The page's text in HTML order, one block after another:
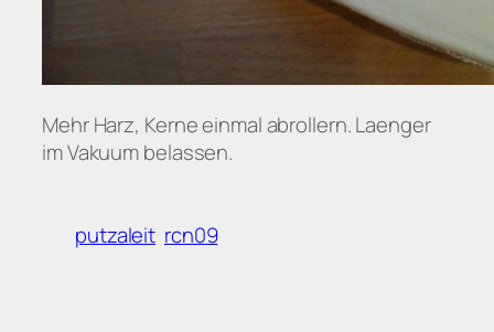
Mehr Harz, Kerne einmal abrollern. Laenger
im Vakuum belassen.
putzaleit rcn09